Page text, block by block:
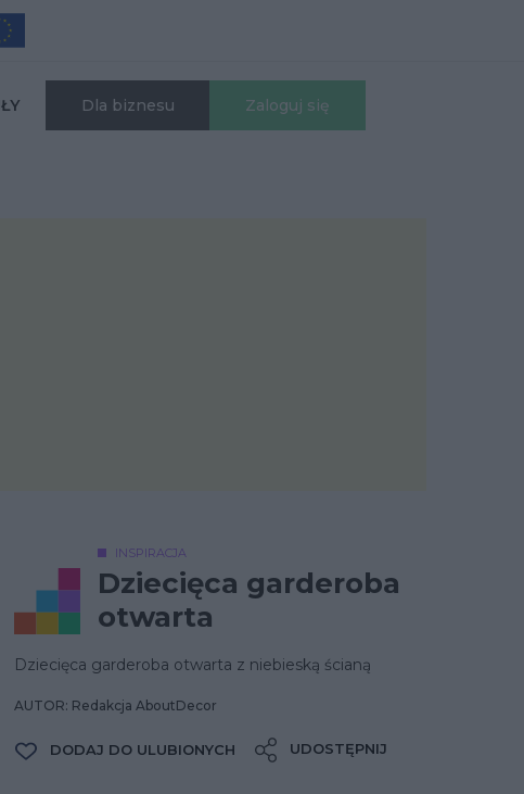
Dla biznesu Zaloguj się
INSPIRACJA
Dziecięca garderoba
otwarta
Dziecięca garderoba otwarta z niebieską ścianą
AUTOR: Redakcja AboutDecor
DODAJ DO ULUBIONYCH UDOSTĘPNIJ